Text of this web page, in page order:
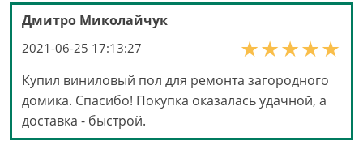
Дмитро Миколайчук
2021-06-25 17:13:27
Купил виниловый пол для ремонта загородного
домика. Спасибо! Покупка оказалась удачной, а
доставка - быстрой.